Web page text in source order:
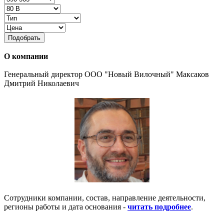
Подобрать
О компании
Генеральный директор ООО "Новый Вилочный" Максаков
Дмитрий Николаевич
Сотрудники компании, состав, направление деятельности,
регионы работы и дата основания - читать подробнее.